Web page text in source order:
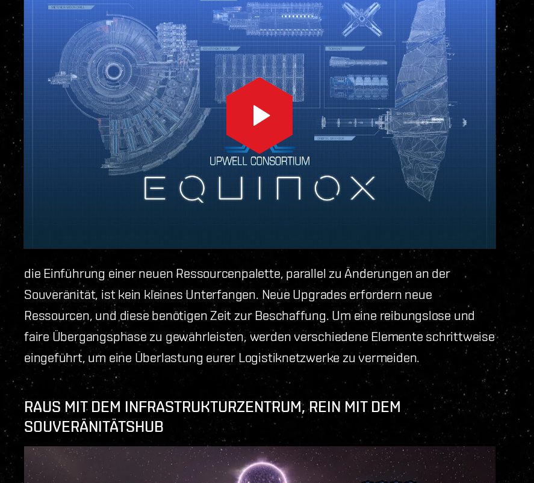
die Einführung einer neuen Ressourcenpalette, parallel zu Änderungen an der
Souveränität, ist kein kleines Unterfangen. Neue Upgrades erfordern neue
Ressourcen, und diese benötigen Zeit zur Beschaffung. Um eine reibungslose und
faire Übergangsphase zu gewährleisten, werden verschiedene Elemente schrittweise
eingeführt, um eine Überlastung eurer Logistiknetzwerke zu vermeiden.
RAUS MIT DEM INFRASTRUKTURZENTRUM, REIN MIT DEM
SOUVERÄNITÄTSHUB